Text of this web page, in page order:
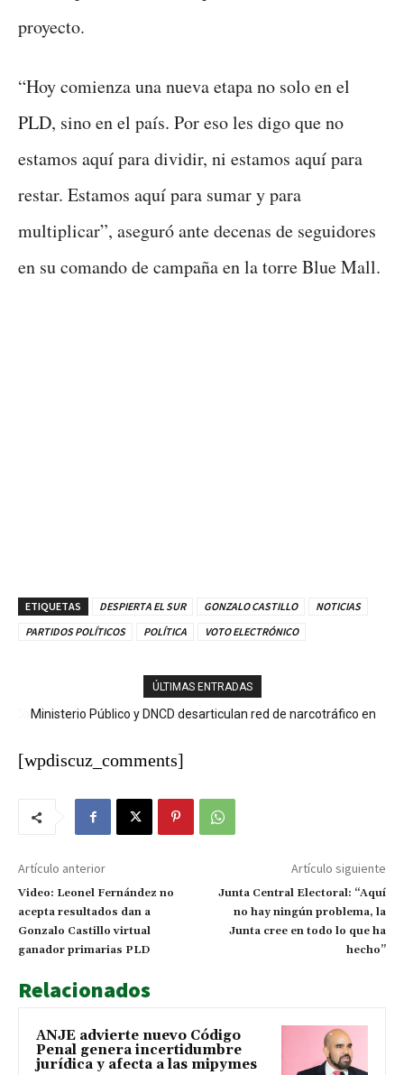
proyecto.
“Hoy comienza una nueva etapa no solo en el
PLD, sino en el país. Por eso les digo que no
estamos aquí para dividir, ni estamos aquí para
restar. Estamos aquí para sumar y para
multiplicar”, aseguró ante decenas de seguidores
en su comando de campaña en la torre Blue Mall.
ETIQUETAS DESPIERTA EL SUR GONZALO CASTILLO
NOTICIAS
PARTIDOS POLÍTICOS
POLÍTICA VOTO ELECTRÓNICO
ÚLTIMAS ENTRADAS
Ministerio Público y DNCD desarticulan red de narcotráfico en
[wpdiscuz_comments]
Artículo anterior
Video: Leonel Fernández no
acepta resultados dan a
Gonzalo Castillo virtual
ganador primarias PLD
Artículo siguiente
Junta Central Electoral: “Aquí
no hay ningún problema, la
Junta cree en todo lo que ha
hecho”
Relacionados
ANJE advierte nuevo Código
Penal genera incertidumbre
jurídica y afecta a las mipymes